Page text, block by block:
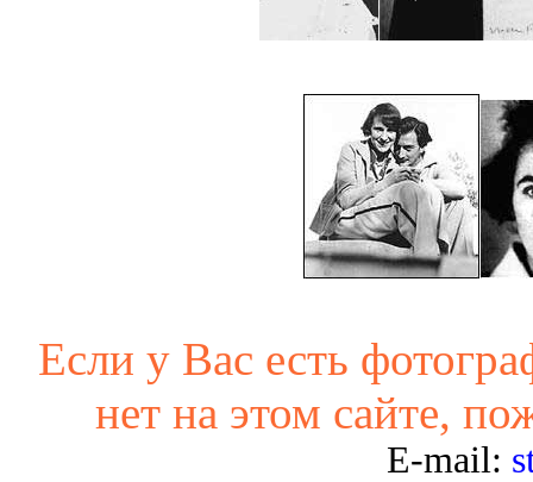
Если у Вас есть
нет на этом сайте,
E-mail: